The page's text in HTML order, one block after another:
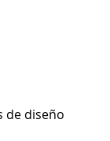
de diseño